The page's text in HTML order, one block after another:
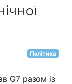
Політика
G7 разом із